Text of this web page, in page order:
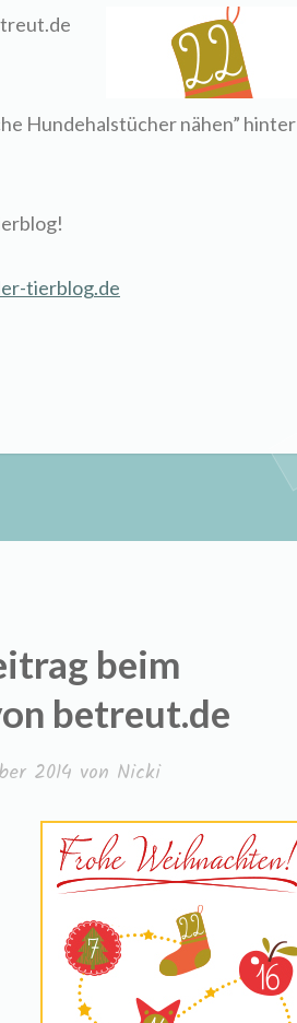
Hundehalstücher nähen” hinter
tierblog.de
beim
betreut.de
2014 von Nicki